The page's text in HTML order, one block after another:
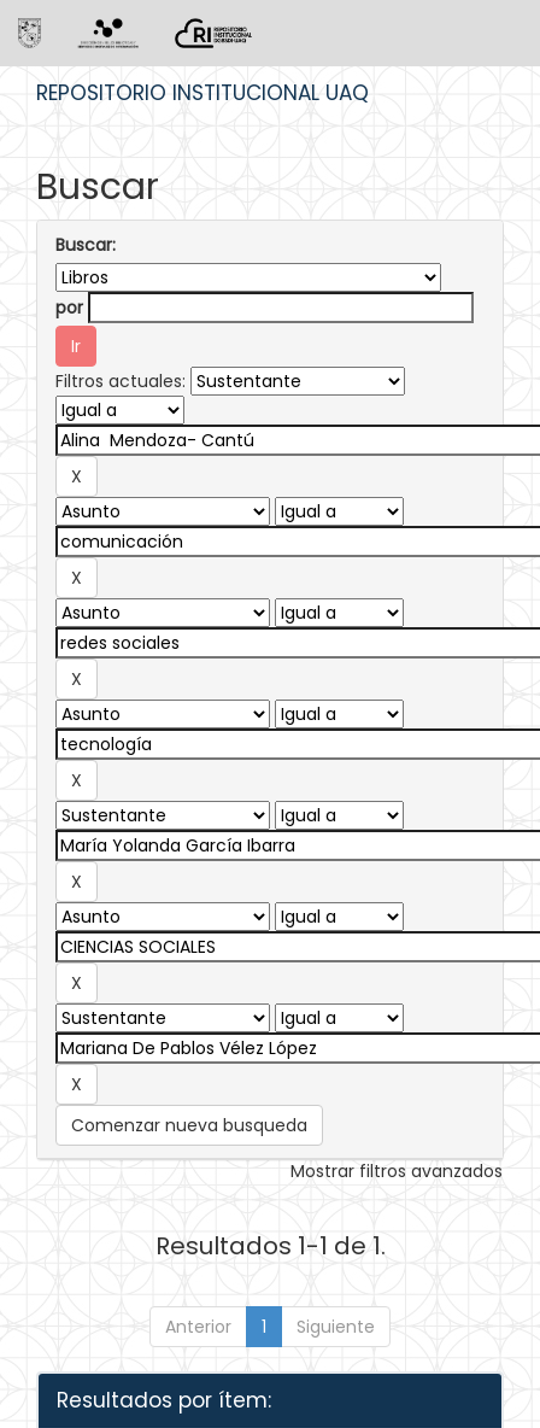
REPOSITORIO INSTITUCIONAL UAQ
Buscar
Buscar:
por
Filtros actuales:
Comenzar nueva busqueda
Mostrar filtros avanzados
Resultados 1-1 de 1.
Anterior 1 Siguiente
Resultados por ítem: